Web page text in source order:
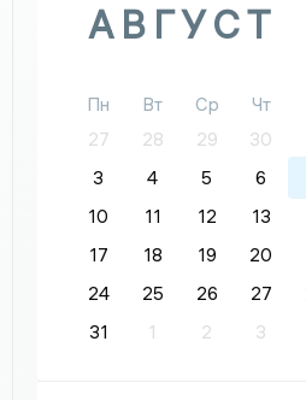
АВГУСТ
Пн Вт Ср Чт
27
28 29 30
3
4 5 6
10
11 12 13
17
18 19 20
24
25 26 27
31
1 2 3